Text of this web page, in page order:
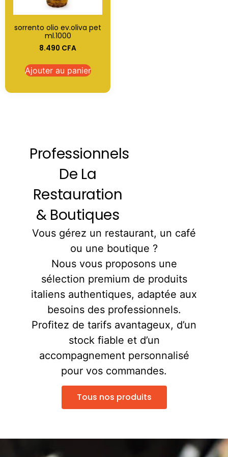
sorrento olio ev.oliva pet
ml.1000
8.490 CFA
Ajouter au panier
Professionnels
De La
Restauration
& Boutiques
Vous gérez un restaurant, un café
ou une boutique ?
Nous vous proposons une
sélection premium de produits
italiens authentiques, adaptée aux
besoins des professionnels.
Profitez de tarifs avantageux, d’un
stock fiable et d’un
accompagnement personnalisé
pour vos commandes.
Tous nos produits